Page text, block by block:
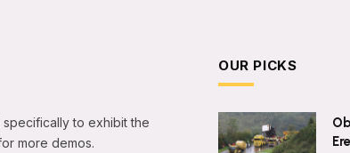
to exhibit the
more demos.
OUR PICKS